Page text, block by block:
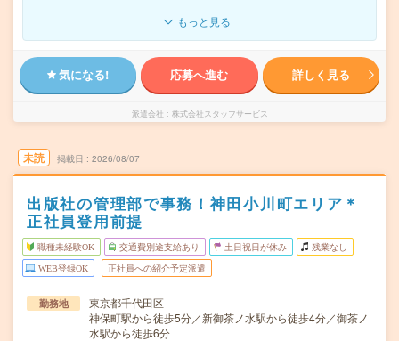
もっと見る
気になる! 応募へ進む 詳しく見る
派遣会社 株式会社スタッフサービス
未読 掲載日 2026/08/07
出版社の管理部で事務！神田小川町エリア＊
正社員登用前提
職種未経験OK 交通費別途支給あり 土日祝日が休み 残業なし
WEB登録OK 正社員への紹介予定派遣
勤務地
東京都千代田区
神保町駅から徒歩5分／新御茶ノ水駅から徒歩4分／御茶ノ
水駅から徒歩6分